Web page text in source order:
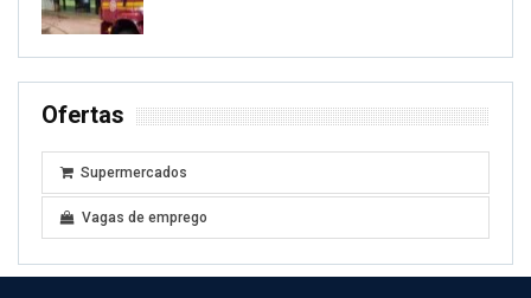
Ofertas
Supermercados
Vagas de emprego